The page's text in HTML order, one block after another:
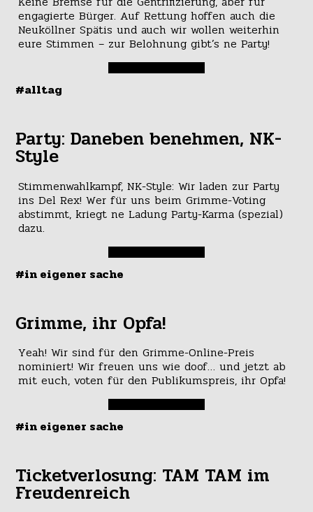
engagierte Bürger. Auf Rettung hoffen auch die
Neuköllner Spätis und auch wir wollen weiterhin
eure Stimmen – zur Belohnung gibt’s ne Party!
#alltag
Party: Daneben benehmen, NK-
Style
Stimmenwahlkampf, NK-Style: Wir laden zur Party
ins Del Rex! Wer für uns beim Grimme-Voting
abstimmt, kriegt ne Ladung Party-Karma (spezial)
dazu.
#in eigener sache
Grimme, ihr Opfa!
Yeah! Wir sind für den Grimme-Online-Preis
nominiert! Wir freuen uns wie doof… und jetzt ab
mit euch, voten für den Publikumspreis, ihr Opfa!
#in eigener sache
Ticketverlosung: TAM TAM im
Freudenreich